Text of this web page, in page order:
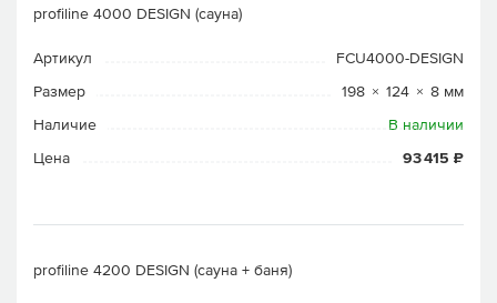
profiline 4000 DESIGN (сауна)
Артикул
FCU4000-DESIGN
Размер
198 × 124 × 8 мм
Наличие
В наличии
Цена
93 415 ₽
profiline 4200 DESIGN (сауна + баня)